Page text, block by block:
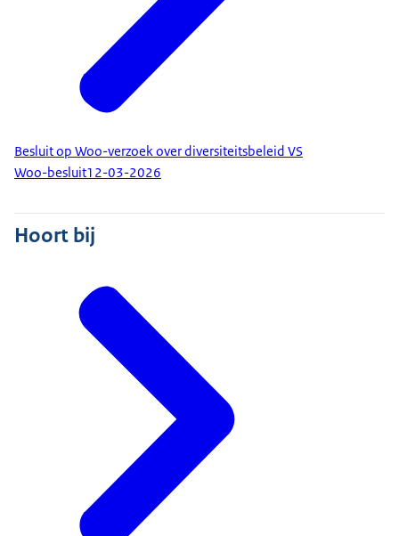
Besluit op Woo-verzoek over diversiteitsbeleid VS
Woo-besluit12-03-2026
Hoort bij